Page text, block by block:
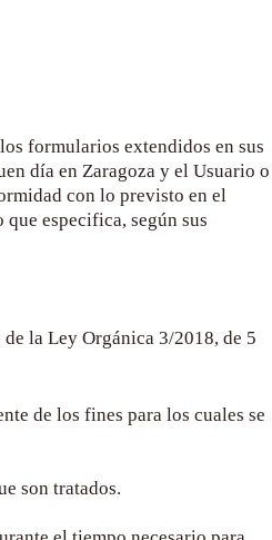
formularios extendidos en sus
día en Zaragoza y el Usuario o
con lo previsto en el
especifica, según sus
la Ley Orgánica 3/2018, de 5
de los fines para los cuales se
son tratados.